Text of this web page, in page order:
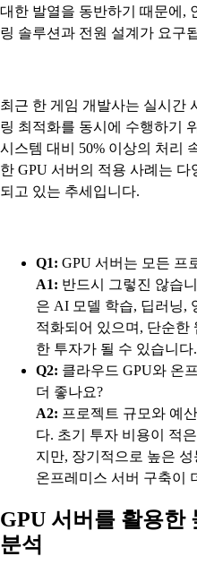
대한 발열을 동반하기 때문에,
링 솔루션과 전원 설계가 요구
최근 한 게임 개발사는 실시간
링 최적화를 동시에 수행하기
시스템 대비 50% 이상의 처리
한 GPU 서버의 적용 사례는
되고 있는 추세입니다.
Q1: GPU 서버는 모든 프
A1: 반드시 그렇진 않습
은 AI 모델 학습, 딥러닝,
적화되어 있으며, 단순한
한 투자가 될 수 있습니다.
Q2: 클라우드 GPU와 온
더 좋나요?
A2: 프로젝트 규모와 예
다. 초기 투자 비용이 적
지만, 장기적으로 높은
온프레미스 서버 구축이
GPU 서버를 활용한
분석